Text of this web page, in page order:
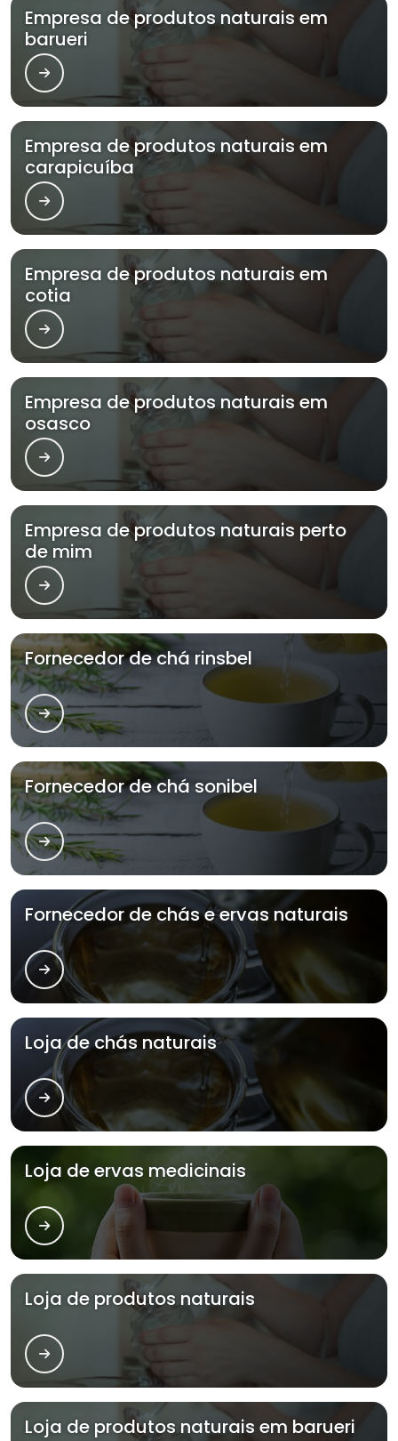
Empresa de produtos naturais em
barueri
Empresa de produtos naturais em
carapicuíba
Empresa de produtos naturais em
cotia
Empresa de produtos naturais em
osasco
Empresa de produtos naturais perto
de mim
Fornecedor de chá rinsbel
Fornecedor de chá sonibel
Fornecedor de chás e ervas naturais
Loja de chás naturais
Loja de ervas medicinais
Loja de produtos naturais
Loja de produtos naturais em barueri